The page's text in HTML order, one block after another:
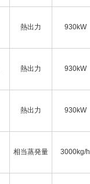
熱出力 930kW
熱出力 930kW
熱出力 930kW
相当蒸発量 3000kg/h